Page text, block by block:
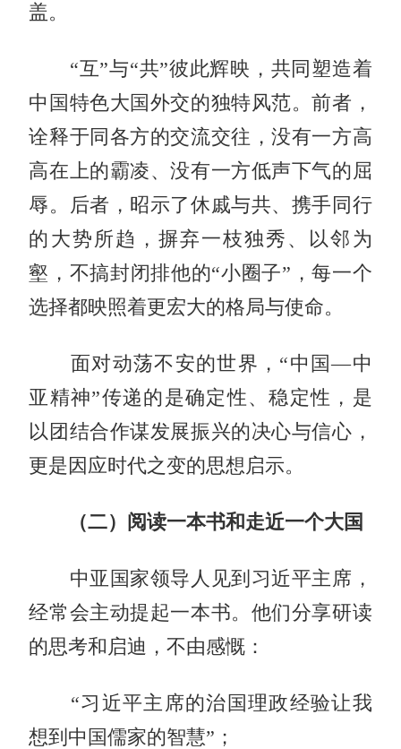
盖。
“互”与“共”彼此辉映，共同塑造着
中国特色大国外交的独特风范。前者，
诠释于同各方的交流交往，没有一方高
高在上的霸凌、没有一方低声下气的屈
辱。后者，昭示了休戚与共、携手同行
的大势所趋，摒弃一枝独秀、以邻为
壑，不搞封闭排他的“小圈子”，每一个
选择都映照着更宏大的格局与使命。
面对动荡不安的世界，“中国—中
亚精神”传递的是确定性、稳定性，是
以团结合作谋发展振兴的决心与信心，
更是因应时代之变的思想启示。
（二）阅读一本书和走近一个大国
中亚国家领导人见到习近平主席，
经常会主动提起一本书。他们分享研读
的思考和启迪，不由感慨：
“习近平主席的治国理政经验让我
想到中国儒家的智慧”；